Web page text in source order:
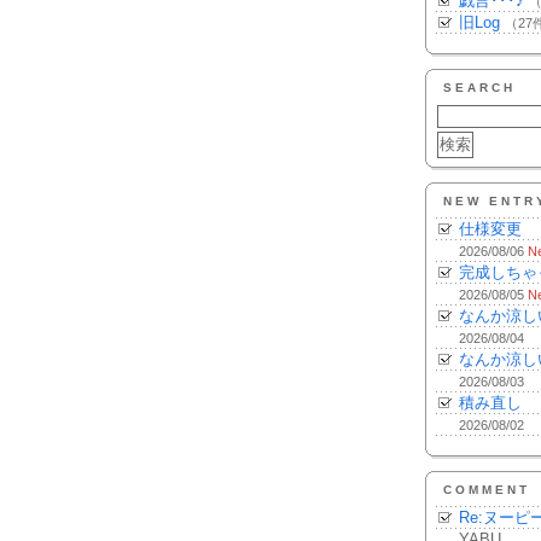
旧Log （27
SEARCH
NEW
仕様変更
2026/08/06
完成しち
2026/08/05
なんか涼
2026/08/04
なんか涼
2026/08/03
積み直し
2026/08/02
COMMENT
Re:ヌーピ